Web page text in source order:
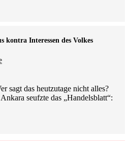
Inte­ressen des Volkes
sagt das heutzutage nicht alles?
seufzte das „Handelsblatt“: